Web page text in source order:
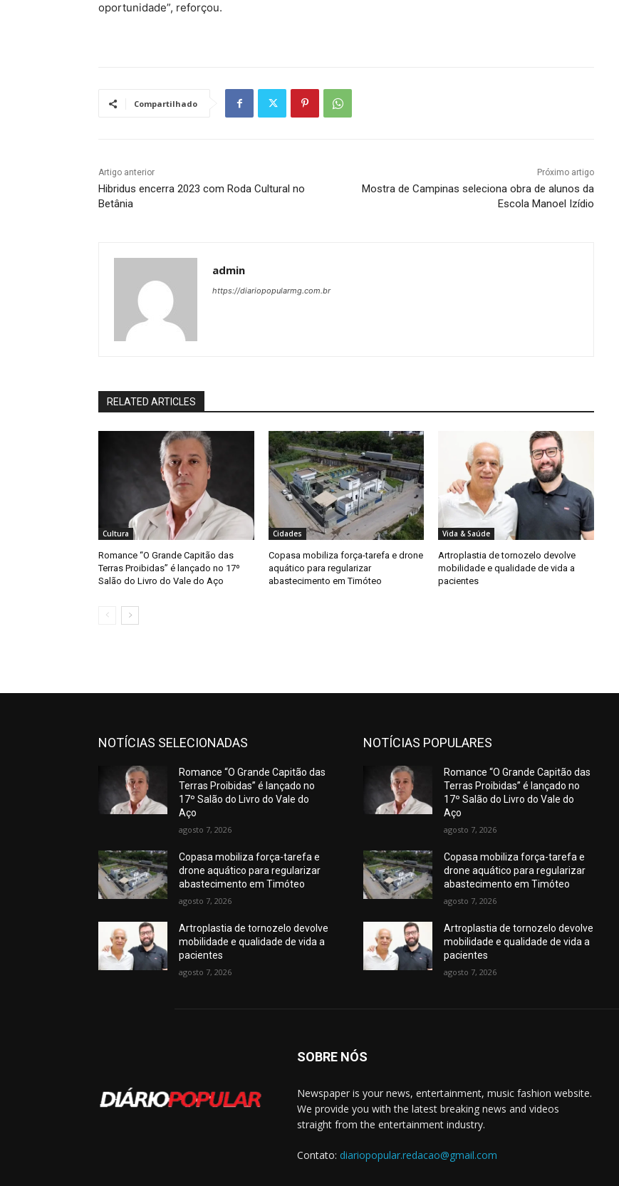
oportunidade”, reforçou.
Compartilhado
Artigo anterior
Hibridus encerra 2023 com Roda Cultural no
Betânia
Próximo artigo
Mostra de Campinas seleciona obra de alunos da
Escola Manoel Izídio
admin
https://diariopopularmg.com.br
RELATED ARTICLES
Cultura
Romance “O Grande Capitão das
Terras Proibidas” é lançado no 17º
Salão do Livro do Vale do Aço
Cidades
Copasa mobiliza força-tarefa e drone
aquático para regularizar
abastecimento em Timóteo
Vida & Saúde
Artroplastia de tornozelo devolve
mobilidade e qualidade de vida a
pacientes
NOTÍCIAS SELECIONADAS
Romance “O Grande Capitão das
Terras Proibidas” é lançado no
17º Salão do Livro do Vale do
Aço
agosto 7, 2026
Copasa mobiliza força-tarefa e
drone aquático para regularizar
abastecimento em Timóteo
agosto 7, 2026
Artroplastia de tornozelo devolve
mobilidade e qualidade de vida a
pacientes
agosto 7, 2026
NOTÍCIAS POPULARES
Romance “O Grande Capitão das
Terras Proibidas” é lançado no
17º Salão do Livro do Vale do
Aço
agosto 7, 2026
Copasa mobiliza força-tarefa e
drone aquático para regularizar
abastecimento em Timóteo
agosto 7, 2026
Artroplastia de tornozelo devolve
mobilidade e qualidade de vida a
pacientes
agosto 7, 2026
SOBRE NÓS
Newspaper is your news, entertainment, music fashion website.
We provide you with the latest breaking news and videos
straight from the entertainment industry.
Contato: diariopopular.redacao@gmail.com